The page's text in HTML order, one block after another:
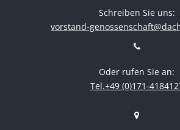
Schreiben Sie uns:
vorstand-
Oder rufen Sie an:
Tel.+49 (0)171-